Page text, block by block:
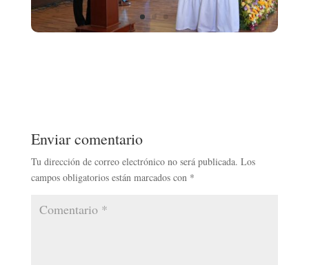
Enviar comentario
Tu dirección de correo electrónico no será publicada. Los
campos obligatorios están marcados con *